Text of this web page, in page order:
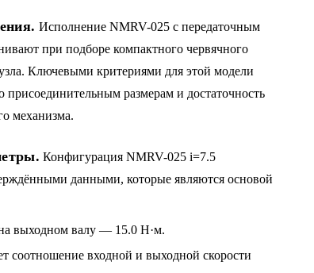
Исполнение NMRV-025 с передаточным
при подборе компактного червячного
Ключевыми критериями для этой модели
присоединительным размерам и достаточность
механизма.
Конфигурация NMRV-025 i=7.5
данными, которые являются основой
выходном валу — 15.0 Н·м.
соотношение входной и выходной скорости